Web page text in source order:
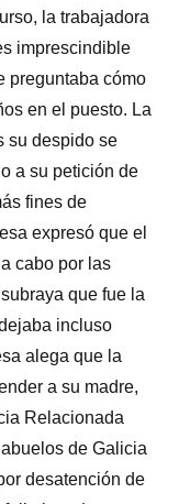
la trabajadora
imprescindible
preguntaba cómo
en el puesto. La
su despido se
a su petición de
fines de
expresó que el
cabo por las
que fue la
incluso
alega que la
a su madre,
Relacionada
de Galicia
desatención de